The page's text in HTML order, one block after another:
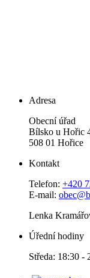
Adresa
Obecní úřad
Bílsko u Hořic
508 01 Hořice
Kontakt
Telefon: +420
E-mail:
Lenka
Úřední hodiny
Středa: 18:30 -